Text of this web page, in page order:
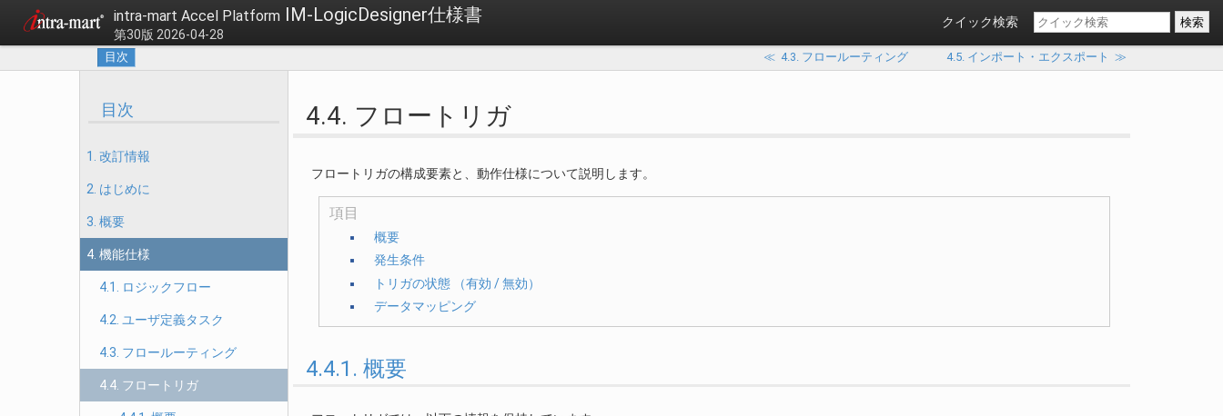
intra-mart Accel Platform IM-LogicDesigner仕様書
第30版 2026-04-28
クイック検索
目次 ≪ 4.3. フロールーティング 4.5. インポート・エクスポート ≫
目次
1. 改訂情報
2. はじめに
3. 概要
4. 機能仕様
4.1. ロジックフロー
4.2. ユーザ定義タスク
4.3. フロールーティング
4.4. フロートリガ
4.4. フロートリガ
フロートリガの構成要素と、動作仕様について説明します。
項目
概要
発生条件
トリガの状態 （有効 / 無効）
データマッピング
4.4.1. 概要